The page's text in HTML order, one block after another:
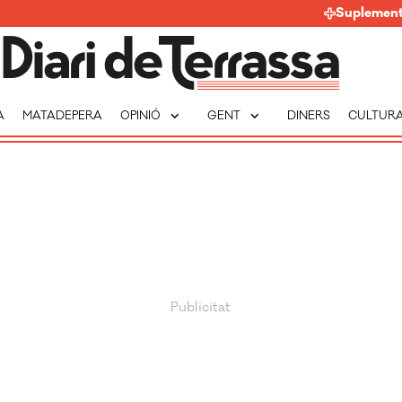
MATADEPERA OPINIÓ expand_more GENT expand_more DINERS